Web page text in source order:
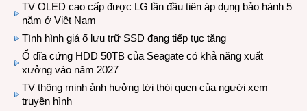
TV OLED cao cấp được LG lần đầu tiên áp dụng bảo hành 5
năm ở Việt Nam
Tình hình giá ổ lưu trữ SSD đang tiếp tục tăng
Ổ đĩa cứng HDD 50TB của Seagate có khả năng xuất
xưởng vào năm 2027
TV thông minh ảnh hưởng tới thói quen của người xem
truyền hình